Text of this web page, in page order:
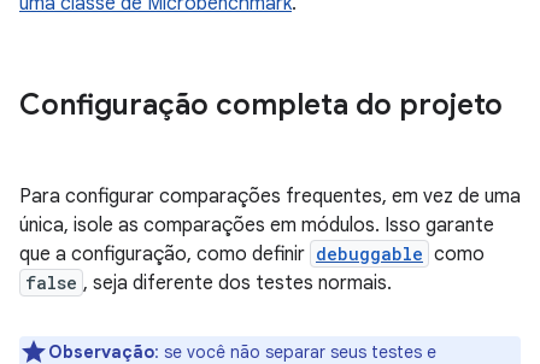
Configuração completa do projeto
Para configurar comparações frequentes, em vez de uma
única, isole as comparações em módulos. Isso garante
que a configuração, como definir debuggable como
false , seja diferente dos testes normais.
Observação: se você não separar seus testes e